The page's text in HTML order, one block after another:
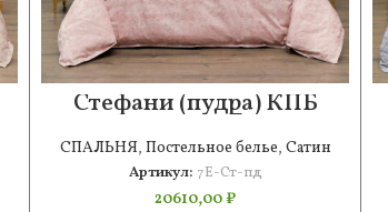
Стефани (пудра) КПБ
сатин 7Е
СПАЛЬНЯ, Постельное белье, Сатин
Артикул: 7Е-Ст-пд
20610,00₽